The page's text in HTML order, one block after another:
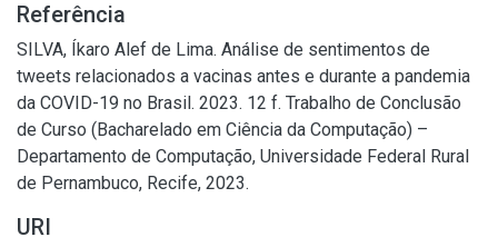
Referência
SILVA, Íkaro Alef de Lima. Análise de sentimentos de
tweets relacionados a vacinas antes e durante a pandemia
da COVID-19 no Brasil. 2023. 12 f. Trabalho de Conclusão
de Curso (Bacharelado em Ciência da Computação) –
Departamento de Computação, Universidade Federal Rural
de Pernambuco, Recife, 2023.
URI